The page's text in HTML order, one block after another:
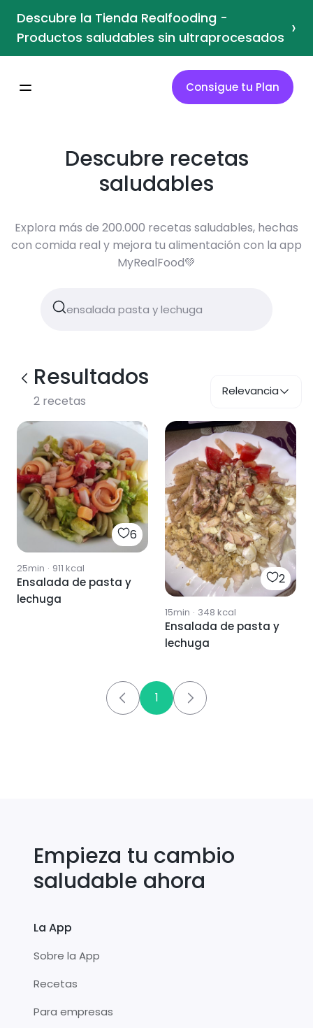
Descubre la Tienda Realfooding -
Productos saludables sin ultraprocesados ›
Consigue tu Plan
Descubre recetas
saludables
Explora más de 200.000 recetas saludables, hechas
con comida real y mejora tu alimentación con la app
MyRealFood💚
Resultados
2 recetas
Relevancia
6
25min · 911 kcal
Ensalada de pasta y
lechuga
2
15min · 348 kcal
Ensalada de pasta y
lechuga
1
Empieza tu cambio
saludable ahora
La App
Sobre la App
Recetas
Para empresas